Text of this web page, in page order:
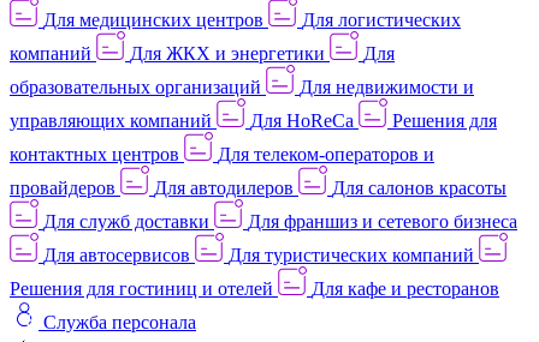
Для медицинских центров
Для логистических
компаний
Для ЖКХ и энергетики
Для
образовательных организаций
Для недвижимости и
управляющих компаний
Для HoReCa
Решения для
контактных центров
Для телеком-операторов и
провайдеров
Для автодилеров
Для салонов красоты
Для служб доставки
Для франшиз и сетевого бизнеса
Для автосервисов
Для туристических компаний
Решения для гостиниц и отелей
Для кафе и ресторанов
Служба персонала